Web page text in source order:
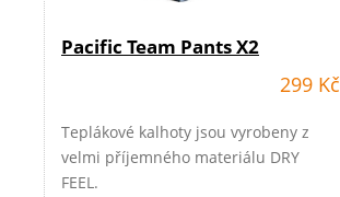
Pacific Team Pants X2
299 Kč
Teplákové kalhoty jsou vyrobeny z
velmi příjemného materiálu DRY
FEEL.